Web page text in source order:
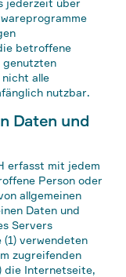
jederzeit über
betroffene
genutzten
alle
nutzbar.
Daten und
erfasst mit jedem
Person oder
allgemeinen
Daten und
Servers
verwendeten
zugreifenden
die Internetseite,